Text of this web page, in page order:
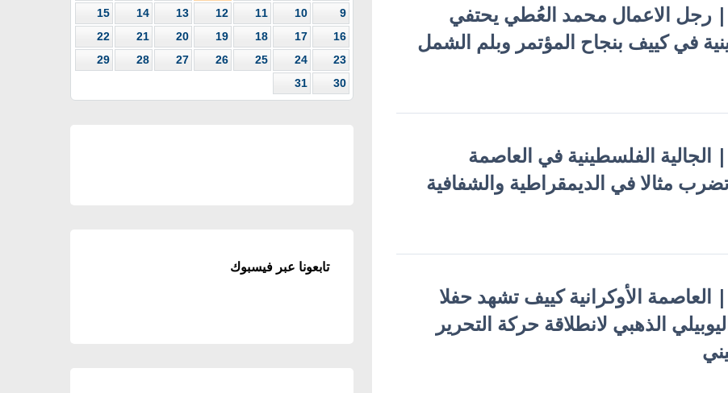
| رجل الاعمال محمد العُطي يحتفي
في كييف بنجاح المؤتمر وبلم الشمل
| الجالية الفلسطينية في العاصمة
تضرب مثالا في الديمقراطية والشفافية
| العاصمة الأوكرانية كييف تشهد حفلا
الذهبي لانطلاقة حركة التحرير
9
10
11
12
13
14
15
16
17
18
19
20
21
22
23
24
25
26
27
28
29
30
31
تابعونا عبر فيسبوك